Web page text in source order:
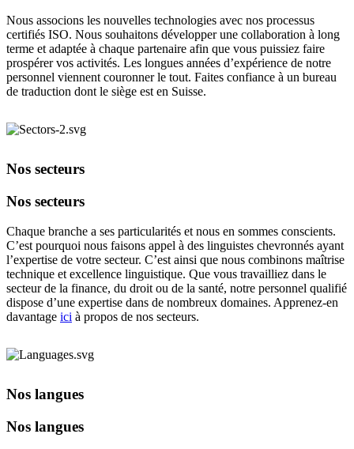
Nous associons les nouvelles technologies avec nos processus
certifiés ISO. Nous souhaitons développer une collaboration à long
terme et adaptée à chaque partenaire afin que vous puissiez faire
prospérer vos activités. Les longues années d’expérience de notre
personnel viennent couronner le tout. Faites confiance à un bureau
de traduction dont le siège est en Suisse.
Nos secteurs
Nos secteurs
Chaque branche a ses particularités et nous en sommes conscients.
C’est pourquoi nous faisons appel à des linguistes chevronnés ayant
l’expertise de votre secteur. C’est ainsi que nous combinons maîtrise
technique et excellence linguistique. Que vous travailliez dans le
secteur de la finance, du droit ou de la santé, notre personnel qualifié
dispose d’une expertise dans de nombreux domaines. Apprenez-en
davantage ici à propos de nos secteurs.
Nos langues
Nos langues